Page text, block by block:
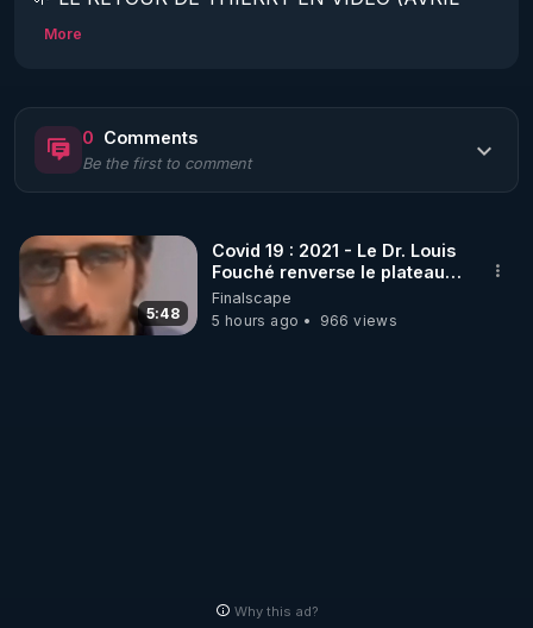
2022)!
https://www.rgnr.fr/presentation.html
🌱 LE MAGAZINE RÉGÉNÈRE
🌱 LA BOUTIQUE DU MAGAZINE
Pour obtenir les anciens numéros que vous avez
More
0 Comments
Be the first to comment
5:48
Covid 19 : 2021 - Le Dr. Louis
Fouché renverse le plateau
de CNews !
Finalscape
5 hours ago
966 views
Why this ad?